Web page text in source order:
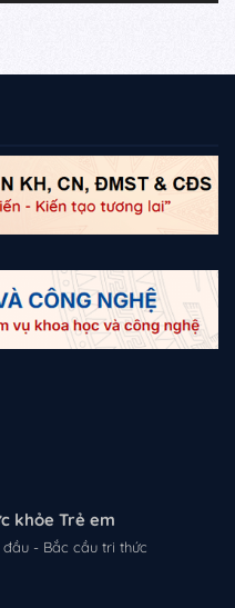
khỏe Trẻ em
- Bắc cầu tri thức